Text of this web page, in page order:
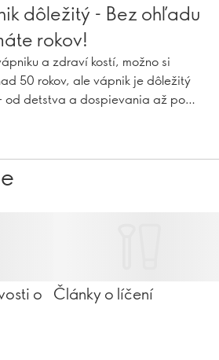
dôležitý - Bez ohľadu
rokov!
a zdraví kostí, možno si
50 rokov, ale vápnik je dôležitý
od detstva a dospievania až po
uistiť, že ho máte vy – a tí, ktorých
o
Články o líčení